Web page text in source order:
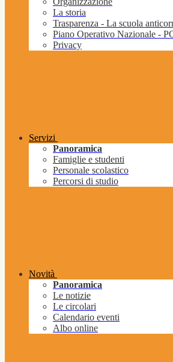
La storia
Trasparenza - La scuola
Piano Operativo Nazionale -
Privacy
Servizi
Panoramica
Famiglie e studenti
Personale scolastico
Percorsi di studio
Novità
Panoramica
Le notizie
Le circolari
Calendario eventi
Albo online